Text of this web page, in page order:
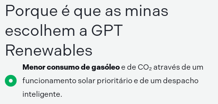
Porque é que as minas
escolhem a GPT
Renewables
Menor consumo de gasóleoe de CO₂ através de um
funcionamento solar prioritário e de um despacho
inteligente.